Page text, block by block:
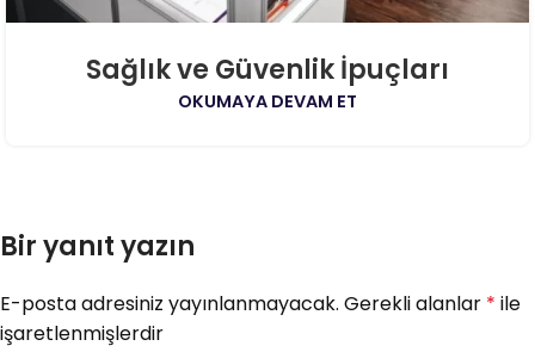
Sağlık ve Güvenlik İpuçları
OKUMAYA DEVAM ET
Bir yanıt yazın
E-posta adresiniz yayınlanmayacak. Gerekli alanlar * ile
işaretlenmişlerdir